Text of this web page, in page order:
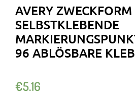
AVERY
SELBSTKLEBENDE
96 ABLÖSBARE
€5.16